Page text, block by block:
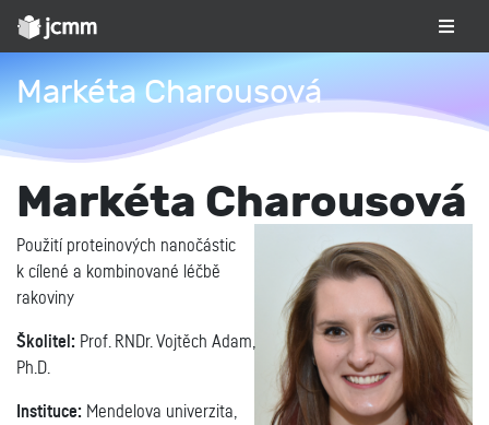
Markéta Charousová
Markéta Charousová
Použití proteinových nanočástic
k cílené a kombinované léčbě
rakoviny
Školitel: Prof. RNDr. Vojtěch Adam,
Ph.D.
Instituce: Mendelova univerzita,